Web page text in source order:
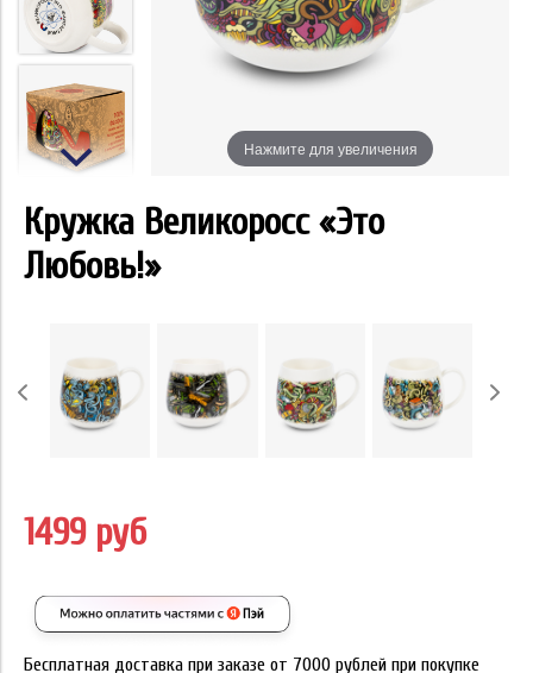
Нажмите для увеличения
Кружка Великоросс «Это
Любовь!»
1499 руб
Бесплатная доставка при заказе от 7000 рублей при покупке